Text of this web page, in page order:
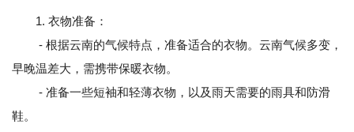
1. 衣物准备：
- 根据云南的气候特点，准备适合的衣物。云南气候多变，
早晚温差大，需携带保暖衣物。
- 准备一些短袖和轻薄衣物，以及雨天需要的雨具和防滑
鞋。